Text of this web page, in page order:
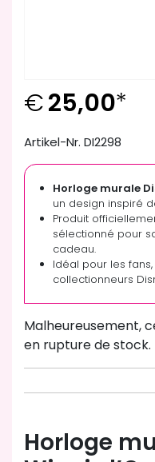
€25,00*
Artikel-Nr. DI2298
Horloge murale
un design inspiré
Produit
sélectionné pour
cadeau.
Idéal pour les
collectionneurs
Malheureusement,
en rupture de stock.
Horloge